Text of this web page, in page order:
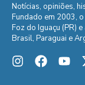
Notícias, opiniões,
Fundado em 2003,
Foz do Iguaçu (PR)
Brasil, Paraguai e